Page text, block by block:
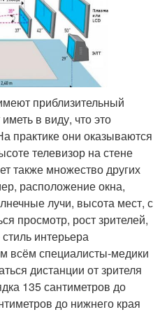
приблизительный
в виду, что это
практике они оказываются
телевизор на стене
также множество других
расположение окна,
лучи, высота мест, с
просмотр, рост зрителей,
интерьера
всём специалисты-медики
дистанции от зрителя
135 сантиметров до
до нижнего края